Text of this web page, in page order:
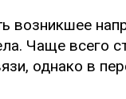
возникшее
Чаще всего
однако в